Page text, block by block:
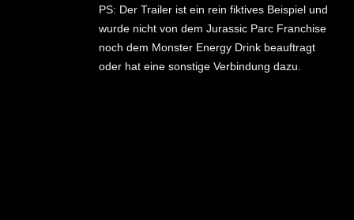
PS: Der Trailer ist ein rein fiktives Beispiel und
wurde nicht von dem Jurassic Parc Franchise
noch dem Monster Energy Drink beauftragt
oder hat eine sonstige Verbindung dazu.